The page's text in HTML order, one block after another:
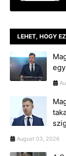
LEHET, HOGY
August 03, 2026